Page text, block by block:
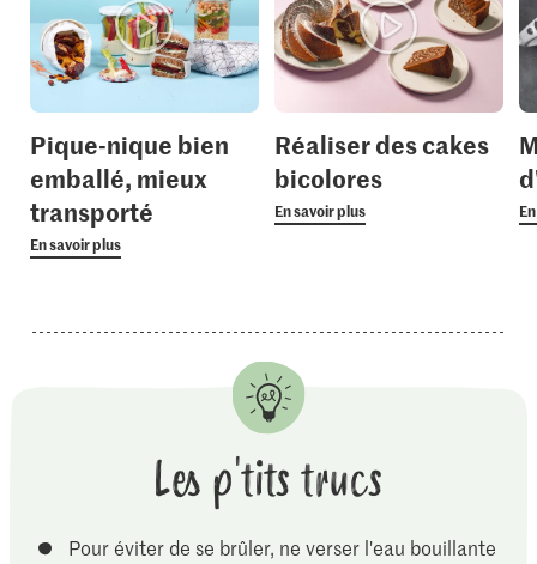
Pique-nique bien
emballé, mieux
transporté
En savoir plus
Réaliser des cakes
bicolores
En savoir plus
Les p'tits trucs
Pour éviter de se brûler, ne verser l'eau bouillante